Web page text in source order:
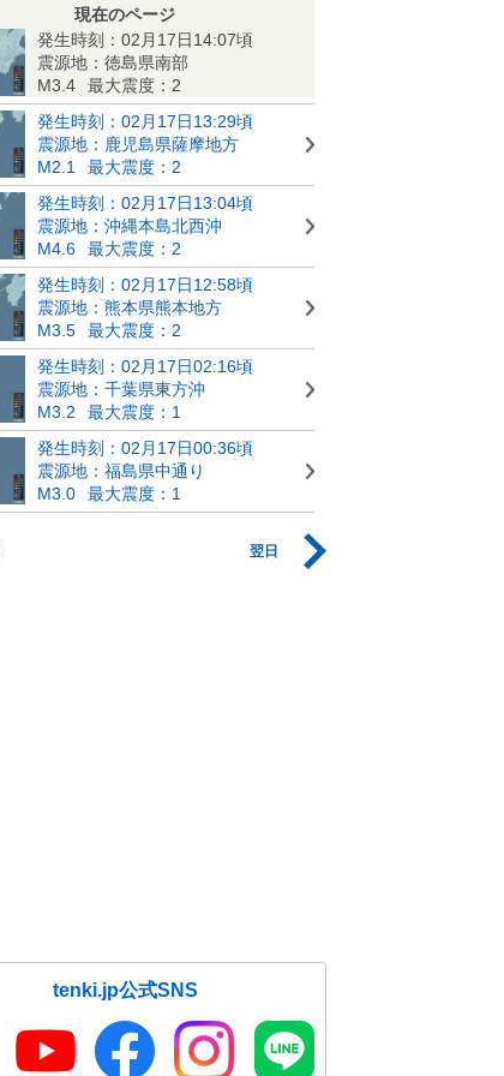
現在のページ
発生時刻：02月17日14:07頃
震源地：徳島県南部
M3.4
最大震度：2
発生時刻：02月17日13:29頃
震源地：鹿児島県薩摩地方
M2.1
最大震度：2
発生時刻：02月17日13:04頃
震源地：沖縄本島北西沖
M4.6
最大震度：2
発生時刻：02月17日12:58頃
震源地：熊本県熊本地方
M3.5
最大震度：2
発生時刻：02月17日02:16頃
震源地：千葉県東方沖
M3.2
最大震度：1
発生時刻：02月17日00:36頃
震源地：福島県中通り
M3.0
最大震度：1
翌日
tenki.jp公式SNS